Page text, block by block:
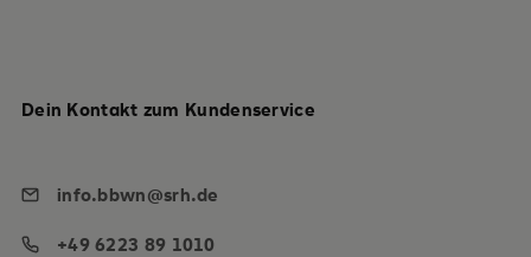
Dein Kontakt zum Kundenservice
info.bbwn@srh.de
+49 6223 89 1010